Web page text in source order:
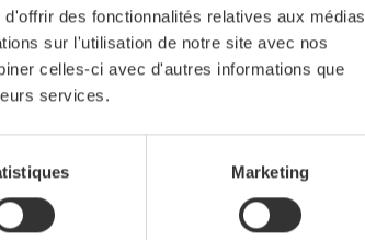
des fonctionnalités relatives aux médias
sur l'utilisation de notre site avec nos
celles-ci avec d'autres informations que
services.
Marketing
Service information
Recycling instructions
BedString